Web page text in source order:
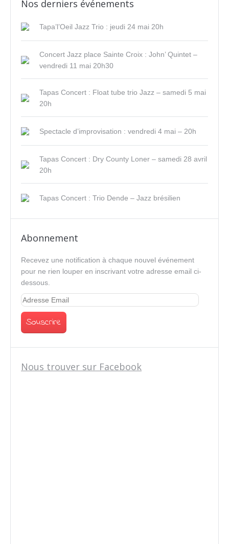
Nos derniers événements
Tapa’l’Oeil Jazz Trio : jeudi 24 mai 20h
Concert Jazz place Sainte Croix : John’ Quintet –
vendredi 11 mai 20h30
Tapas Concert : Float tube trio Jazz – samedi 5 mai
20h
Spectacle d’improvisation : vendredi 4 mai – 20h
Tapas Concert : Dry County Loner – samedi 28 avril
20h
Tapas Concert : Trio Dende – Jazz brésilien
Abonnement
Recevez une notification à chaque nouvel événement
pour ne rien louper en inscrivant votre adresse email ci-
dessous.
Nous trouver sur Facebook